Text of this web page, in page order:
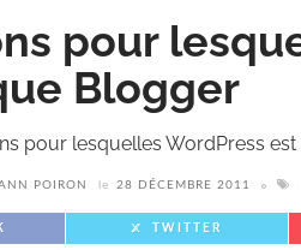
pour
Blogger
pour lesquelles WordPress
POIRON le 28 DÉCEMBRE 2011
TWITTER